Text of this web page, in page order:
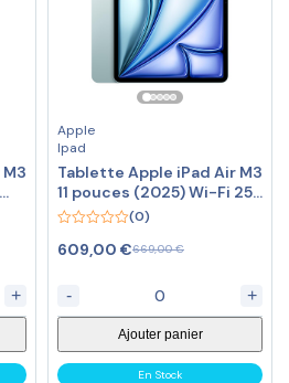
+
Apple
Ipad
Tablette Apple iPad Air M3
11 pouces (2025) Wi-Fi 256
Go Bleu
out
(0)
669,00€
Le
initial
était :
669,00 €.
609,00 €
Le
actuel
est :
609,00 €.
- +
Ajouter panier
En Stock